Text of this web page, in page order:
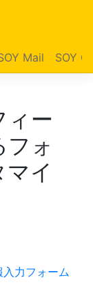
Mail SOY
ィー
ォ
イ
力フォーム